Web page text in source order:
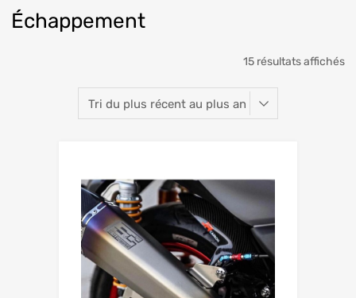
Échappement
15 résultats affichés